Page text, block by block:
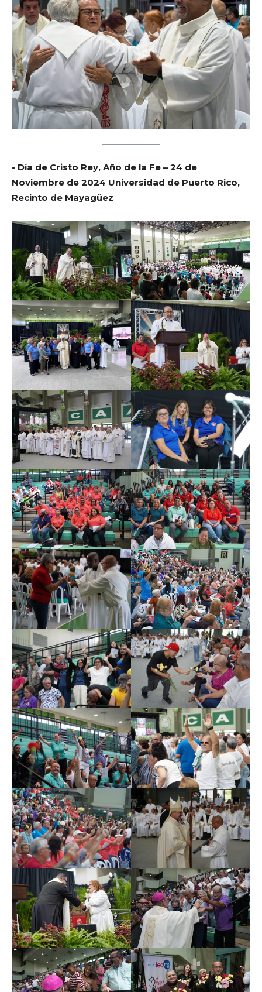
• Día de Cristo Rey, Año de la Fe – 24 de
Noviembre de 2024 Universidad de Puerto Rico,
Recinto de Mayagüez